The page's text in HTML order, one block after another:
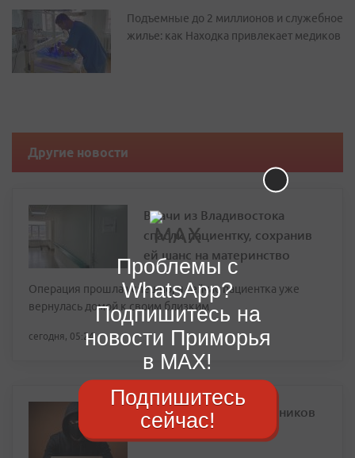
Подъемные до 2 миллионов и служебное
жилье: как Находка привлекает медиков
Другие новости
Врачи из Владивостока
спасли пациентку, сохранив
ей шанс на материнство
Операция прошла успешно, и сейчас пациентка уже
вернулась домой к своим близким
сегодня, 05:24
О новой схеме мошенников
рассказали в МВД
Проблемы с
WhatsApp?
Подпишитесь на
новости Приморья
в MAX!
Подпишитесь
сейчас!